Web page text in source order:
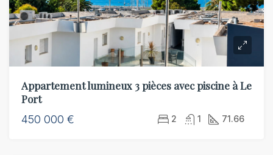
Appartement lumineux 3 pièces avec piscine à Le
Port
450 000 € 2 1 71.66